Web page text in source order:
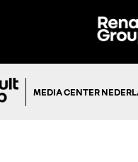
MEDIA CENTER